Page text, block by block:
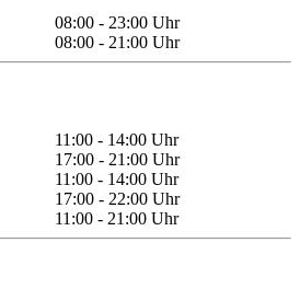
08:00 - 23:00 Uhr
08:00 - 21:00 Uhr
11:00 - 14:00 Uhr
17:00 - 21:00 Uhr
11:00 - 14:00 Uhr
17:00 - 22:00 Uhr
11:00 - 21:00 Uhr